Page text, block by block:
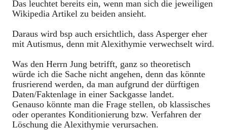
Das leuchtet bereits ein, wenn man sich die jeweiligen
Wikipedia Artikel zu beiden ansieht.
Daraus wird bsp auch ersichtlich, dass Asperger eher
mit Autismus, denn mit Alexithymie verwechselt wird.
Was den Herrn Jung betrifft, ganz so theoretisch
würde ich die Sache nicht angehen, denn das könnte
frusrierend werden, da man aufgrund der dürftigen
Daten/Faktenlage in einer Sackgasse landet.
Genauso könnte man die Frage stellen, ob klassisches
oder operantes Konditionierung bzw. Verfahren der
Löschung die Alexithymie verursachen.